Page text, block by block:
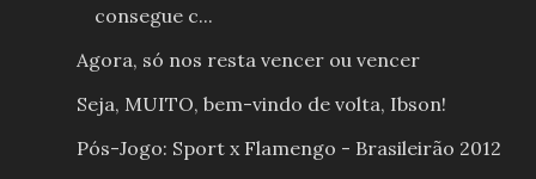
consegue c...
Agora, só nos resta vencer ou vencer
Seja, MUITO, bem-vindo de volta, Ibson!
Pós-Jogo: Sport x Flamengo - Brasileirão 2012